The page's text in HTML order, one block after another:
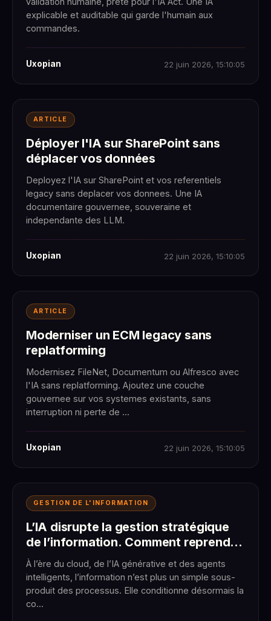
explicable et auditable qui garde l'humain aux
commandes.
Uxopian 22 juin 2026, 15:10:05
ARTICLE
Déployer l'IA sur SharePoint sans
déplacer vos données
Deployez l'IA sur SharePoint et vos referentiels
legacy sans deplacer vos donnees. Une IA
documentaire gouvernee, souveraine et
independante des LLM.
Uxopian 22 juin 2026, 15:10:05
ARTICLE
Moderniser un ECM legacy sans
replatforming
Modernisez FileNet, Documentum ou Alfresco avec
l'IA sans replatforming. Ajoutez une couche
gouvernee sur vos systemes existants, sans
interruption ni perte de ...
Uxopian 22 juin 2026, 15:10:05
GESTION DE L'INFORMATION
L’IA disrupte la gestion stratégique
de l’information. Comment reprendre
la main ?
À l’ère du cloud, de l’IA générative et des agents
intelligents, l’information n’est plus un simple sous-
produit des processus. Elle conditionne désormais la
co...